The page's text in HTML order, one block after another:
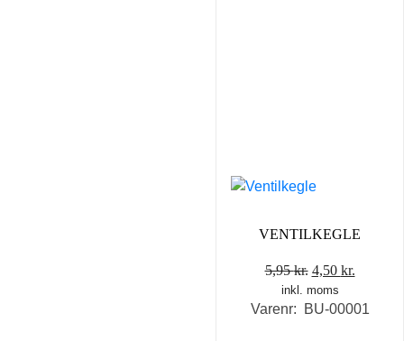
VENTILKEGLE
5,95kr. Den
oprindelige
pris
4,50 kr.
pris
inkl. moms
Varenr: BU-00001